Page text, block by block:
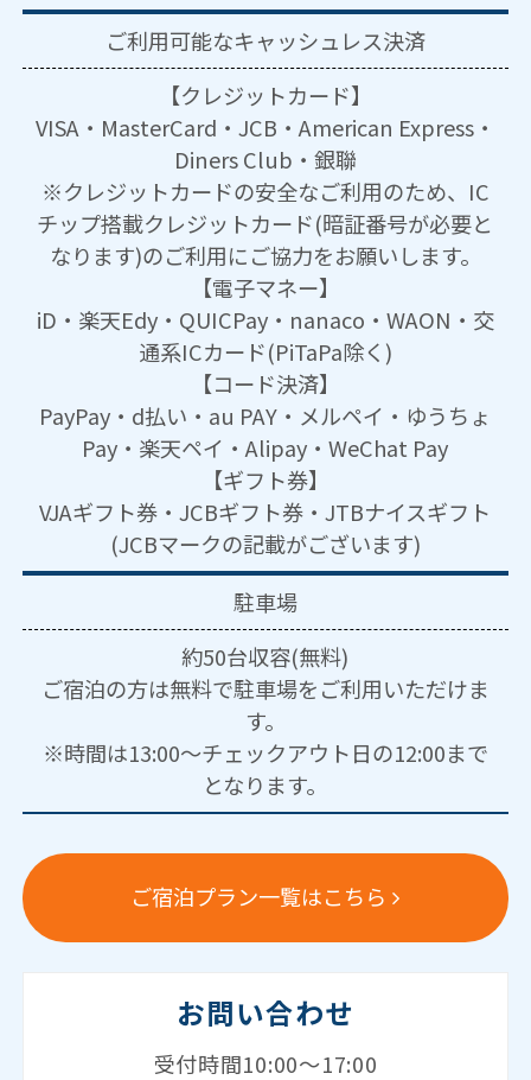
ご利用可能なキャッシュレス決済
【クレジットカード】
VISA・MasterCard・JCB・American Express・
Diners Club・銀聯
※クレジットカードの安全なご利用のため、IC
チップ搭載クレジットカード(暗証番号が必要と
なります)のご利用にご協力をお願いします。
【電子マネー】
iD・楽天Edy・QUICPay・nanaco・WAON・交
通系ICカード(PiTaPa除く)
【コード決済】
PayPay・d払い・au PAY・メルペイ・ゆうちょ
Pay・楽天ペイ・Alipay・WeChat Pay
【ギフト券】
VJAギフト券・JCBギフト券・JTBナイスギフト
(JCBマークの記載がございます)
駐車場
約50台収容(無料)
ご宿泊の方は無料で駐車場をご利用いただけま
す。
※時間は13:00～チェックアウト日の12:00まで
となります。
ご宿泊プラン一覧はこちら
お問い合わせ
受付時間10:00～17:00